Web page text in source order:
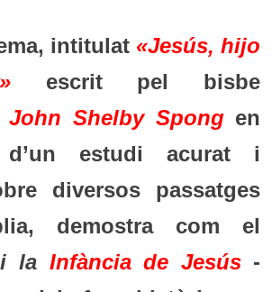
intitulat «Jesús, hijo
escrit pel bisbe
John Shelby Spongen
estudi acurat i
diversos passatges
demostra com el
la Infància de Jesús-